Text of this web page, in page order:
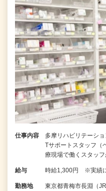
仕事内容
多摩リハビリテーシ
Tサポートスタッフ（
療現場で働くスタッ
給与 時給1,300円 ※実績
勤務地
東京都青梅市長淵（